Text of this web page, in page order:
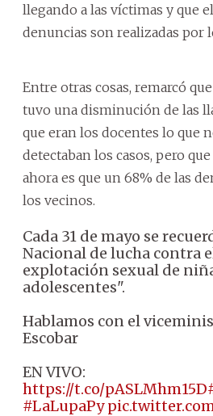
llegando a las víctimas y que
denuncias son realizadas por
Entre otras cosas, remarcó
tuvo una disminución de las
que eran los docentes lo que
detectaban los casos, pero
ahora es que un 68% de las
los vecinos.
Cada 31 de mayo se
Nacional de lucha contra
explotación sexual de
adolescentes".
Hablamos con el
Escobar
EN VIVO:
https://t.co/pASLMhm15D
#LaLupaPy